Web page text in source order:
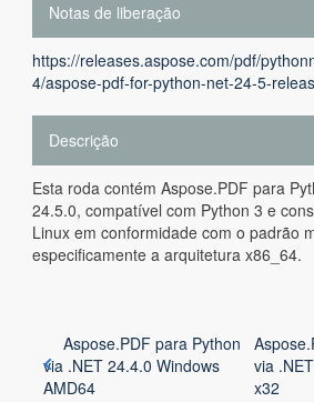
Notas de liberação
https://releases.aspose.com/pdf/
4/aspose-pdf-for-python-net-24-5-
Descrição
Esta roda contém Aspose.PDF para
24.5.0, compatível com Python 3 e
Linux em conformidade com o padrão
especificamente a arquitetura x86_64.
Aspose.PDF para Python
via .NET 24.4.0 Windows
AMD64
via
x32